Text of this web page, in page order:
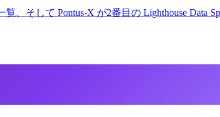
、そして Pontus-X が2番目の Lighthouse Data